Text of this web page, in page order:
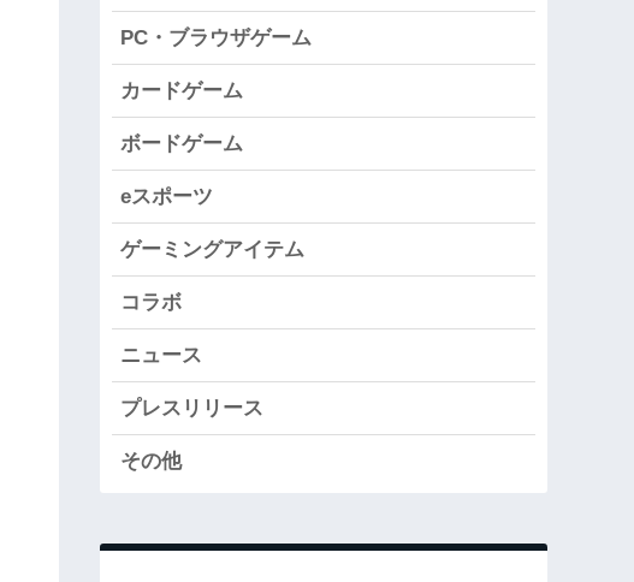
PC・ブラウザゲーム
カードゲーム
ボードゲーム
eスポーツ
ゲーミングアイテム
コラボ
ニュース
プレスリリース
その他